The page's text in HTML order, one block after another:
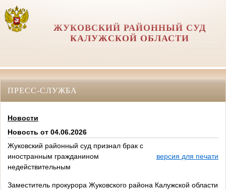
ЖУКОВСКИЙ РАЙОННЫЙ СУД
КАЛУЖСКОЙ ОБЛАСТИ
ПРЕСС-СЛУЖБА
Новости
Новость от 04.06.2026
Жуковский районный суд признал брак с
иностранным гражданином
недействительным
версия для печати
Заместитель прокурора Жуковского района Калужской области